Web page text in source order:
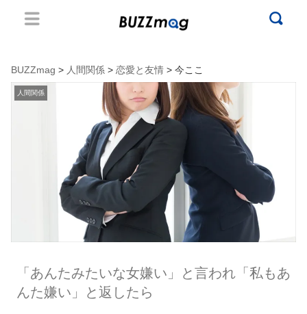
BUZZmag > 人間関係 > 恋愛と友情 > 今ここ
人間関係
「あんたみたいな女嫌い」と言われ「私もあ
んた嫌い」と返したら